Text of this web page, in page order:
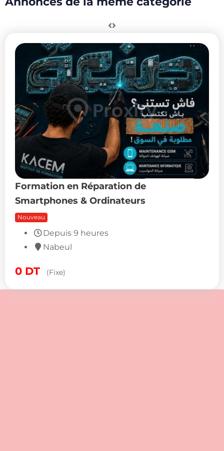
Formation en Réparation de
Smartphones & Ordinateurs
Nouveau
Depuis 9 heures
Nabeul
0 DT (Fixe)